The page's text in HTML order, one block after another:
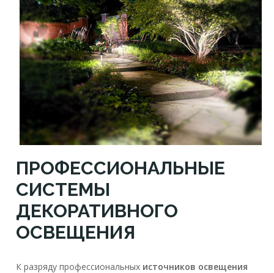
ПРОФЕССИОНАЛЬНЫЕ
СИСТЕМЫ
ДЕКОРАТИВНОГО
ОСВЕЩЕНИЯ
К разряду профессиональных источников освещения